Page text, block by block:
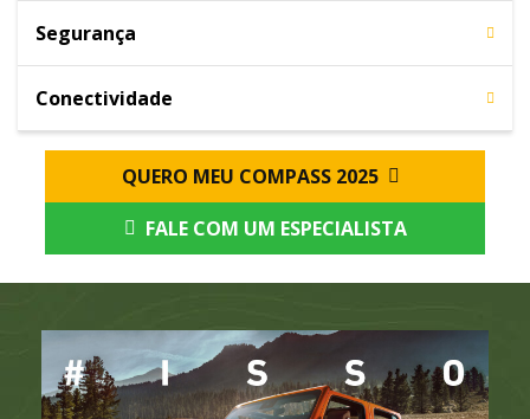
Segurança
Conectividade
QUERO MEU COMPASS 2025
FALE COM UM ESPECIALISTA